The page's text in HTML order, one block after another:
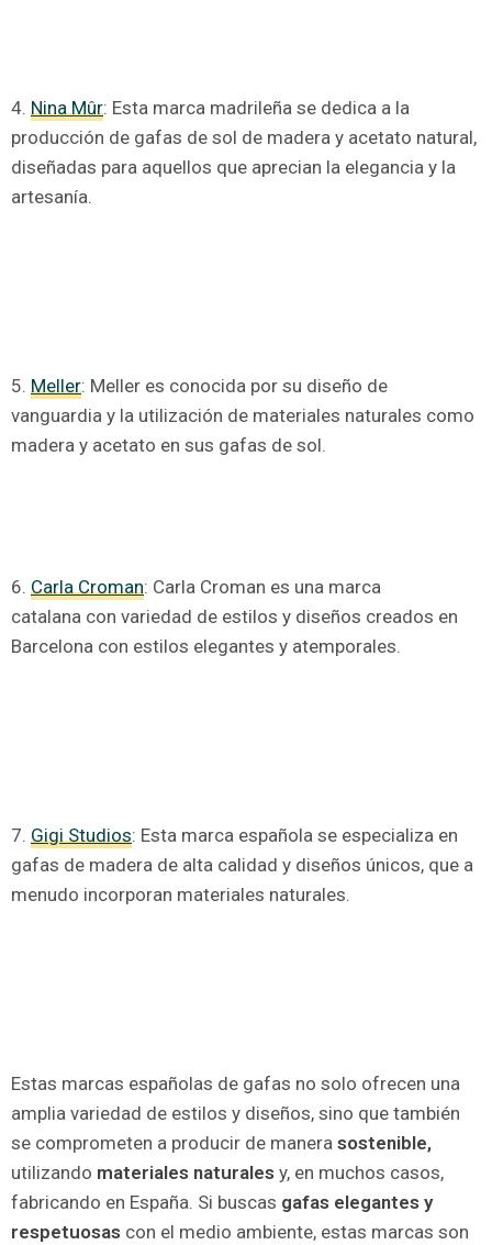
4. Nina Mûr: Esta marca madrileña se dedica a la
producción de gafas de sol de madera y acetato natural,
diseñadas para aquellos que aprecian la elegancia y la
artesanía.
5. Meller: Meller es conocida por su diseño de
vanguardia y la utilización de materiales naturales como
madera y acetato en sus gafas de sol.
6. Carla Croman: Carla Croman es una marca
catalana con variedad de estilos y diseños creados en
Barcelona con estilos elegantes y atemporales.
7. Gigi Studios: Esta marca española se especializa en
gafas de madera de alta calidad y diseños únicos, que a
menudo incorporan materiales naturales.
Estas marcas españolas de gafas no solo ofrecen una
amplia variedad de estilos y diseños, sino que también
se comprometen a producir de manera sostenible,
utilizando materiales naturales y, en muchos casos,
fabricando en España. Si buscas gafas elegantes y
respetuosas con el medio ambiente, estas marcas son